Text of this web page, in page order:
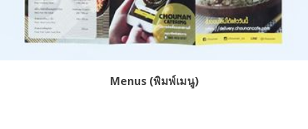
Menus (พิมพ์เมนู)